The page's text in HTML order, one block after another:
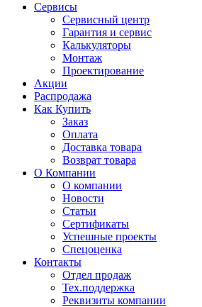
Сервисы
Сервисный центр
Гарантия и сервис
Калькуляторы
Монтаж
Проектирование
Акции
Распродажа
Как Купить
Заказ
Оплата
Доставка товара
Возврат товара
О Компании
О компании
Новости
Статьи
Сертификаты
Успешные проекты
Спецоценка
Контакты
Отдел продаж
Тех.поддержка
Реквизиты компании